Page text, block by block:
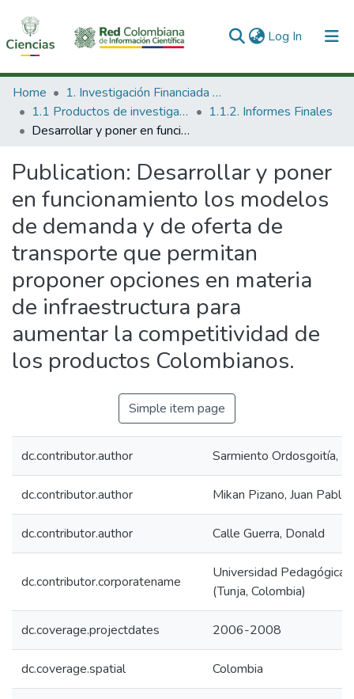
Log In (current)
Communities & Collections
All of DSpace
Home
1. Investigación Financiada con Recursos Públicos
1.1 Productos de investigación
1.1.2. Informes Finales
Desarrollar y poner en funcionamiento los modelos de demanda y de oferta de transporte que permitan proponer opciones en materia de infraestructura para aumentar la competitividad de los productos Colombianos.
Publication: Desarrollar y poner
en funcionamiento los modelos
de demanda y de oferta de
transporte que permitan
proponer opciones en materia
de infraestructura para
aumentar la competitividad de
los productos Colombianos.
Simple item page
dc.contributor.author Sarmiento Ordosgoitía,
dc.contributor.author Mikan Pizano, Juan Pablo
dc.contributor.author Calle Guerra, Donald
dc.contributor.corporatename
Universidad Pedagógica
(Tunja, Colombia)
dc.coverage.projectdates 2006-2008
dc.coverage.spatial Colombia